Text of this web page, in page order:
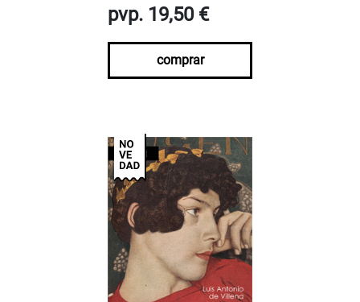
pvp. 19,50 €
comprar